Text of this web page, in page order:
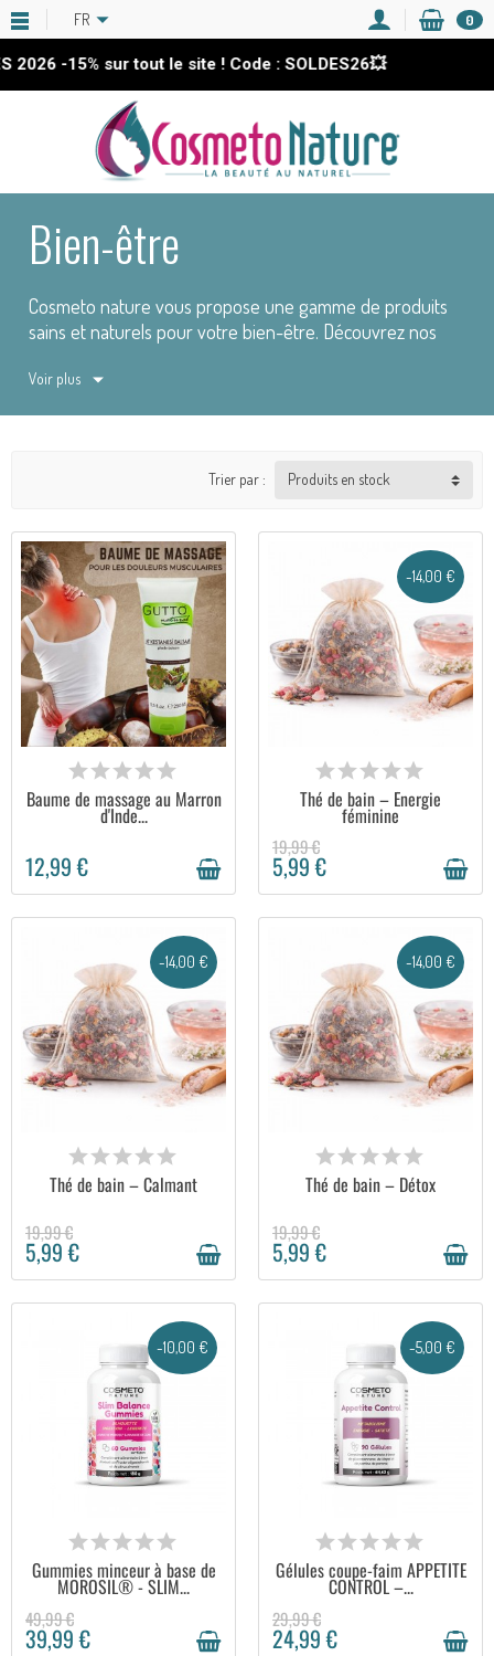
-15%sur tout le site ! Code : SOLDES26💥
FR 0
Bien-être
Cosmeto nature vous propose une gamme de produits
sains et naturels pour votre bien-être. Découvrez nos
compléments alimentaires, des produits aphrodisiaques
Voir plus
Trier par :
EN STOCK
Baume de massage au Marron
d'Inde...
12,99 €
-14,00 €
EN STOCK
Thé de bain – Énergie
féminine
19,99 €
5,99 €
-14,00 €
EN STOCK
Thé de bain – Calmant
19,99 €
5,99 €
-14,00 €
EN STOCK
Thé de bain – Détox
19,99 €
5,99 €
-10,00 €
EN STOCK
Gummies minceur à base de
MOROSIL® - SLIM...
49,99 €
39,99 €
-5,00 €
EN STOCK
Gélules coupe-faim APPETITE
CONTROL –...
29,99 €
24,99 €